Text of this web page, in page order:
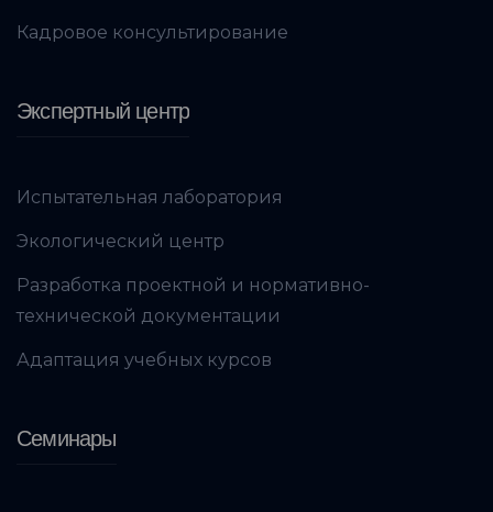
Кадровое консультирование
Экспертный центр
Испытательная лаборатория
Экологический центр
Разработка проектной и нормативно-
технической документации
Адаптация учебных курсов
Семинары